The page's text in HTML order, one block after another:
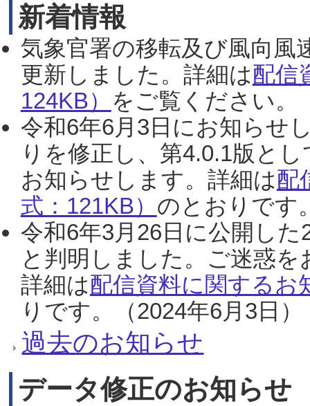
新着情報
気象官署の移転及び風向風
更新しました。詳細は配信
124KB） をご覧ください。
令和6年6月3日にお知らせ
りを修正し、第4.0.1版と
お知らせします。詳細は配
式：121KB） のとおりです
令和6年3月26日に公開し
と判明しました。ご迷惑
詳細は配信資料に関するお
りです。（2024年6月3日）
過去のお知らせ
データ修正のお知らせ